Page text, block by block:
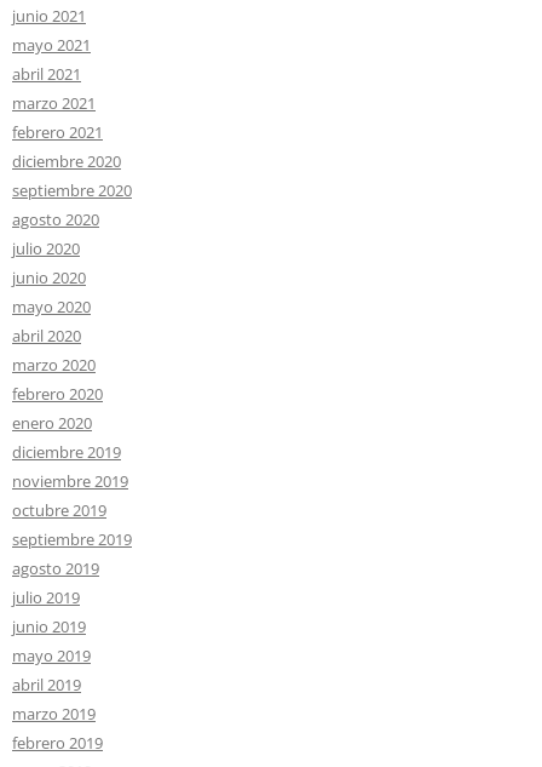
junio 2021
mayo 2021
abril 2021
marzo 2021
febrero 2021
diciembre 2020
septiembre 2020
agosto 2020
julio 2020
junio 2020
mayo 2020
abril 2020
marzo 2020
febrero 2020
enero 2020
diciembre 2019
noviembre 2019
octubre 2019
septiembre 2019
agosto 2019
julio 2019
junio 2019
mayo 2019
abril 2019
marzo 2019
febrero 2019